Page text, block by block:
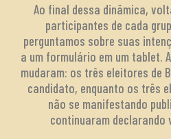
Ao final dessa dinâmica,
participantes de cada
perguntamos sobre suas
a um formulário em um tablet.
mudaram: os três eleitores de
candidato, enquanto os três
não se manifestando
continuaram declarando